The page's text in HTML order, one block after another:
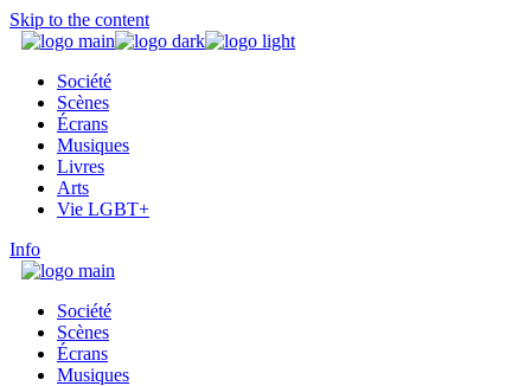
Skip to the content
Société
Scènes
Écrans
Musiques
Livres
Arts
Vie LGBT+
Info
Société
Scènes
Écrans
Musiques